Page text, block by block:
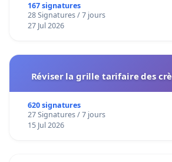
167 signatures
28 Signatures / 7 jours
27 Jul 2026
Réviser la grille tarifaire des
620 signatures
27 Signatures / 7 jours
15 Jul 2026